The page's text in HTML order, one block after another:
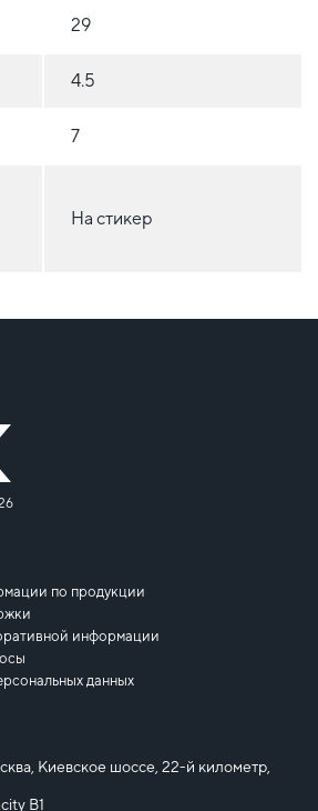
29
4.5
7
На стикер
по продукции
информации
данных
Киевское шоссе, 22-й километр,
B1